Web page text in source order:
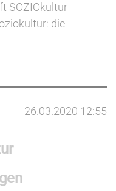
SOZIOkultur
die
26.03.2020 12:55